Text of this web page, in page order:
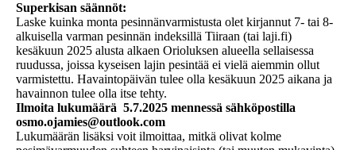
Superkisan säännöt:
Laske kuinka monta pesinnänvarmistusta olet kirjannut 7- tai 8-
alkuisella varman pesinnän indeksillä Tiiraan (tai laji.fi)
kesäkuun 2025 alusta alkaen Orioluksen alueella sellaisessa
ruudussa, joissa kyseisen lajin pesintää ei vielä aiemmin ollut
varmistettu. Havaintopäivän tulee olla kesäkuun 2025 aikana ja
havainnon tulee olla itse tehty.
Ilmoita lukumäärä 5.7.2025 mennessä sähköpostilla
osmo.ojamies@outlook.com
Lukumäärän lisäksi voit ilmoittaa, mitkä olivat kolme